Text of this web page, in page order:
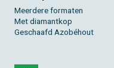
Meer­de­re for­ma­ten
Met dia­mant­kop
Ge­schaafd Azobéhout